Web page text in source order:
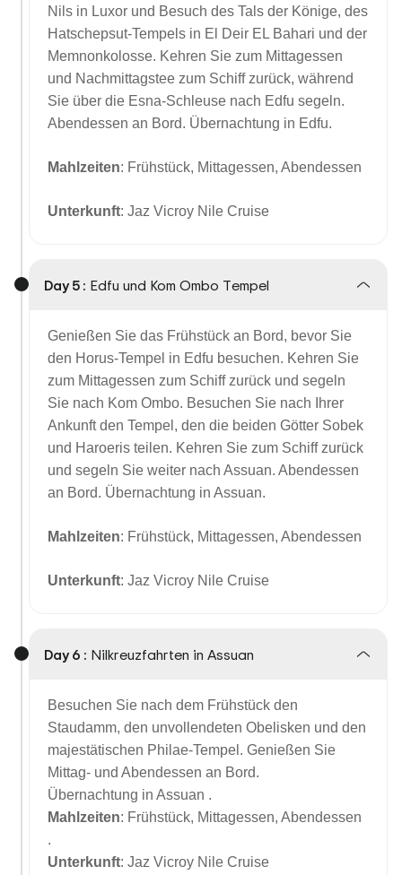
Nils in Luxor und Besuch des Tals der Könige, des
Hatschepsut-Tempels in El Deir EL Bahari und der
Memnonkolosse. Kehren Sie zum Mittagessen
und Nachmittagstee zum Schiff zurück, während
Sie über die Esna-Schleuse nach Edfu segeln.
Abendessen an Bord. Übernachtung in Edfu.
Mahlzeiten: Frühstück, Mittagessen, Abendessen
Unterkunft: Jaz Vicroy Nile Cruise
Day 5 : Edfu und Kom Ombo Tempel
Genießen Sie das Frühstück an Bord, bevor Sie
den Horus-Tempel in Edfu besuchen. Kehren Sie
zum Mittagessen zum Schiff zurück und segeln
Sie nach Kom Ombo. Besuchen Sie nach Ihrer
Ankunft den Tempel, den die beiden Götter Sobek
und Haroeris teilen. Kehren Sie zum Schiff zurück
und segeln Sie weiter nach Assuan. Abendessen
an Bord. Übernachtung in Assuan.
Mahlzeiten: Frühstück, Mittagessen, Abendessen
Unterkunft: Jaz Vicroy Nile Cruise
Day 6 : Nilkreuzfahrten in Assuan
Besuchen Sie nach dem Frühstück den
Staudamm, den unvollendeten Obelisken und den
majestätischen Philae-Tempel. Genießen Sie
Mittag- und Abendessen an Bord.
Übernachtung in Assuan .
Mahlzeiten: Frühstück, Mittagessen, Abendessen
.
Unterkunft: Jaz Vicroy Nile Cruise